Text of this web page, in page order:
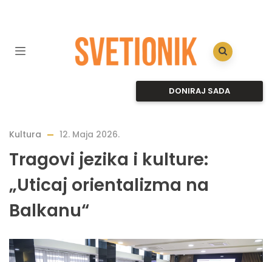
DONIRAJ SADA
Kultura 12. Maja 2026.
Tragovi jezika i kulture:
„Uticaj orientalizma na
Balkanu“